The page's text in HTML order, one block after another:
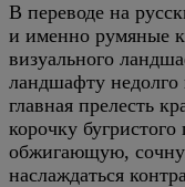
В переводе на
и именно румяные
визуального
ландшафту недолго
главная прелесть
корочку
обжигающую,
наслаждаться